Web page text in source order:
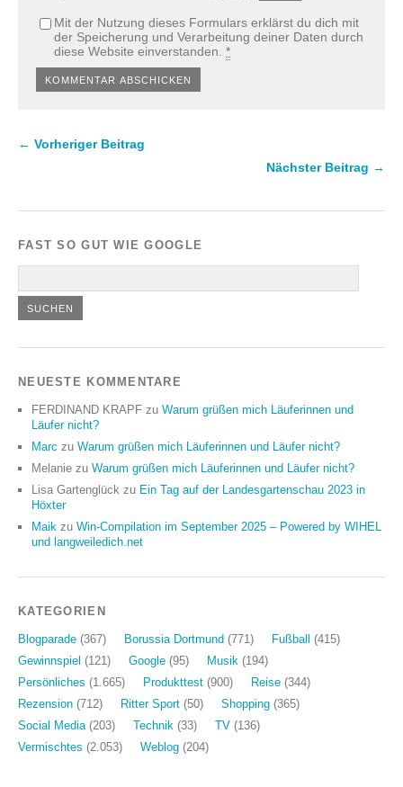
Mit der Nutzung dieses Formulars erklärst du dich mit
der Speicherung und Verarbeitung deiner Daten durch
diese Website einverstanden. *
← Vorheriger Beitrag
Nächster Beitrag →
FAST SO GUT WIE GOOGLE
NEUESTE KOMMENTARE
FERDINAND KRAPF zu Warum grüßen mich Läuferinnen und
Läufer nicht?
Marc zu Warum grüßen mich Läuferinnen und Läufer nicht?
Melanie zu Warum grüßen mich Läuferinnen und Läufer nicht?
Lisa Gartenglück zu Ein Tag auf der Landesgartenschau 2023 in
Höxter
Maik zu Win-Compilation im September 2025 – Powered by WIHEL
und langweiledich.net
KATEGORIEN
Blogparade (367) Borussia Dortmund (771) Fußball
(415)
Gewinnspiel (121) Google (95) Musik (194)
Persönliches (1.665) Produkttest (900) Reise (344)
Rezension (712) Ritter Sport (50) Shopping (365)
Social Media(203) Technik (33) TV (136)
Vermischtes (2.053) Weblog (204)